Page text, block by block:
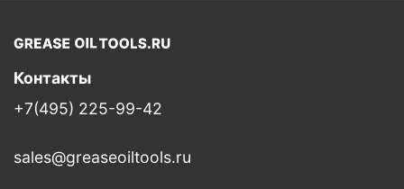
Контакты
+7(495) 225-99-42
sales@greaseoiltools.ru